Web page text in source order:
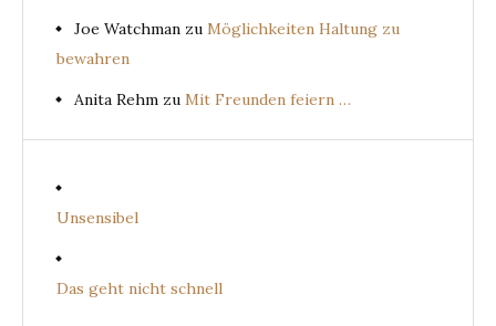
Joe Watchman zu Möglichkeiten Haltung zu
bewahren
Anita Rehm zu Mit Freunden feiern …
Unsensibel
Das geht nicht schnell